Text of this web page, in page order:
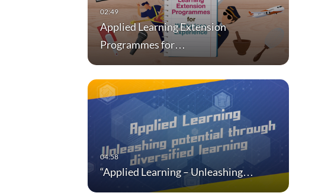
Applied Learning Extension
Programmes for…
“Applied Learning – Unleashing…